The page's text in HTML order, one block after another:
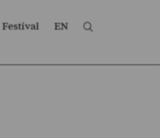
Festival EN